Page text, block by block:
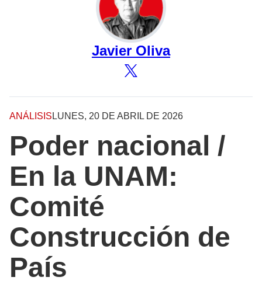
Javier Oliva
ANÁLISIS LUNES, 20 DE ABRIL DE 2026
Poder nacional /
En la UNAM:
Comité
Construcción de
País